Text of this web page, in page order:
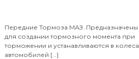
Передние Тормоза МАЗ. Предназначены
для создании тормозного момента при
торможении и устанавливаются в колеса
автомобилей […]